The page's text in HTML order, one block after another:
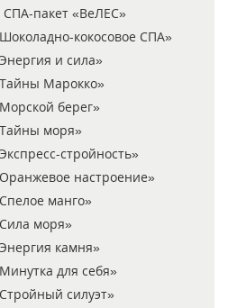
пакет «ВеЛЕС»
кокосовое СПА»
и сила»
Марокко»
берег»
моря»
стройность»
настроение»
манго»
моря»
камня»
для себя»
силуэт»